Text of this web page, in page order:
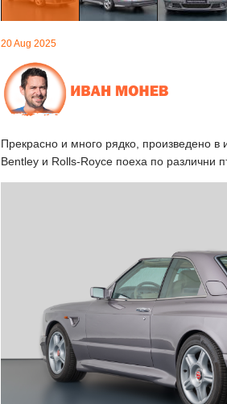
20 Aug 2025
Прекрасно и много рядко, произведено в
Bentley и Rolls-Royce поеха по различни